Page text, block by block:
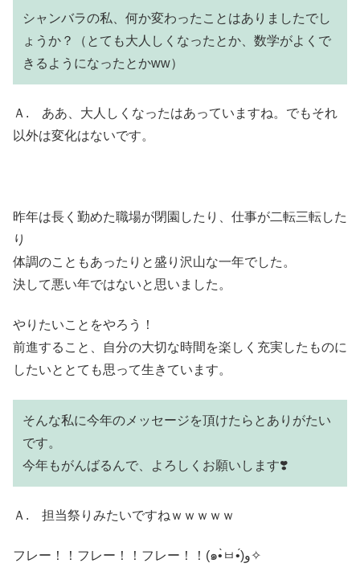
シャンバラの私、何か変わったことはありましたでし
ょうか？（とても大人しくなったとか、数学がよくで
きるようになったとかww）
Ａ. ああ、大人しくなったはあっていますね。でもそれ
以外は変化はないです。
昨年は長く勤めた職場が閉園したり、仕事が二転三転した
り
体調のこともあったりと盛り沢山な一年でした。
決して悪い年ではないと思いました。
やりたいことをやろう！
前進すること、自分の大切な時間を楽しく充実したものに
したいととても思って生きています。
そんな私に今年のメッセージを頂けたらとありがたい
です。
今年もがんばるんで、よろしくお願いします❣️
Ａ. 担当祭りみたいですねｗｗｗｗｗ
フレー！！フレー！！フレー！！(๑•̀ㅂ•́)و✧